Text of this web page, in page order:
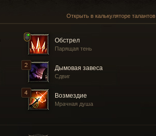
Открыть в калькуляторе талантов
Обстрел
Парящая тень
Дымовая завеса
Сдвиг
Возмездие
Мрачная душа